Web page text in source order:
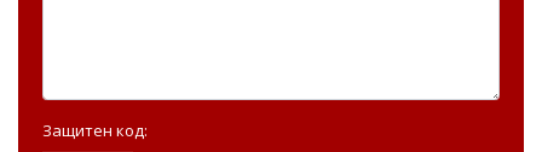
Защитен код: